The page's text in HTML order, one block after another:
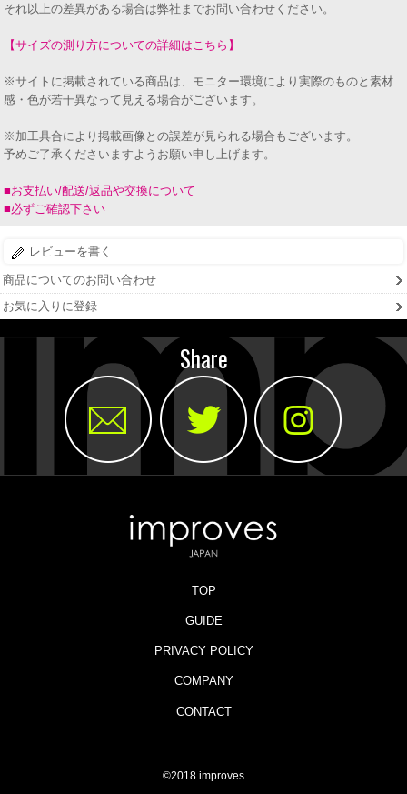
それ以上の差異がある場合は弊社までお問い合わせください。
【サイズの測り方についての詳細はこちら】
※サイトに掲載されている商品は、モニター環境により実際のものと素材
感・色が若干異なって見える場合がございます。
※加工具合により掲載画像との誤差が見られる場合もございます。
予めご了承くださいますようお願い申し上げます。
■お支払い/配送/返品や交換について
■必ずご確認下さい
レビューを書く
商品についてのお問い合わせ
お気に入りに登録
Share
TOP
GUIDE
PRIVACY POLICY
COMPANY
CONTACT
©2018 improves